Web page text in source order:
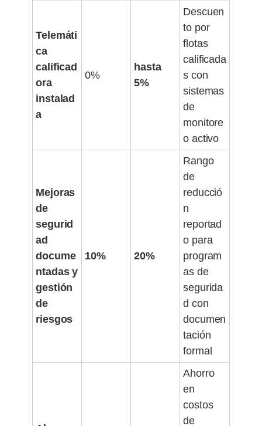
Telemáti
ca
calificad
ora
instalad
a
0%
hasta
5%
Descuen
to por
flotas
calificada
s con
sistemas
de
monitore
o activo
Mejoras
de
segurid
ad
docume
ntadas y
gestión
de
riesgos
10% 20%
Rango
de
reducció
n
reportad
o para
program
as de
segurida
d con
documen
tación
formal
Ahorro
en
costos
de